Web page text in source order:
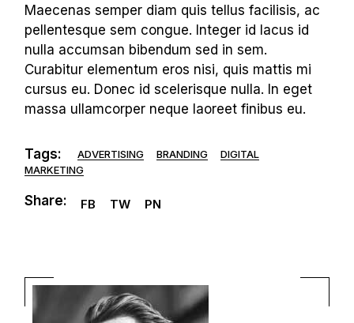
Maecenas semper diam quis tellus facilisis, ac
pellentesque sem congue. Integer id lacus id
nulla accumsan bibendum sed in sem.
Curabitur elementum eros nisi, quis mattis mi
cursus eu. Donec id scelerisque nulla. In eget
massa ullamcorper neque laoreet finibus eu.
Tags: ADVERTISING BRANDING
DIGITAL
MARKETING
Share: FB TW PN